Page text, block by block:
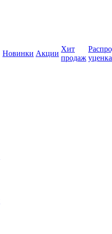
Новинки Акции
Хит
продаж уценка